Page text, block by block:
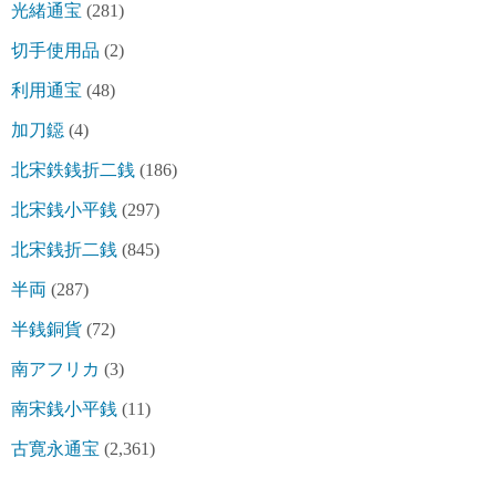
光緒通宝 (281)
切手使用品 (2)
利用通宝 (48)
加刀鐚 (4)
北宋鉄銭折二銭 (186)
北宋銭小平銭 (297)
北宋銭折二銭 (845)
半両 (287)
半銭銅貨 (72)
南アフリカ (3)
南宋銭小平銭 (11)
古寛永通宝 (2,361)